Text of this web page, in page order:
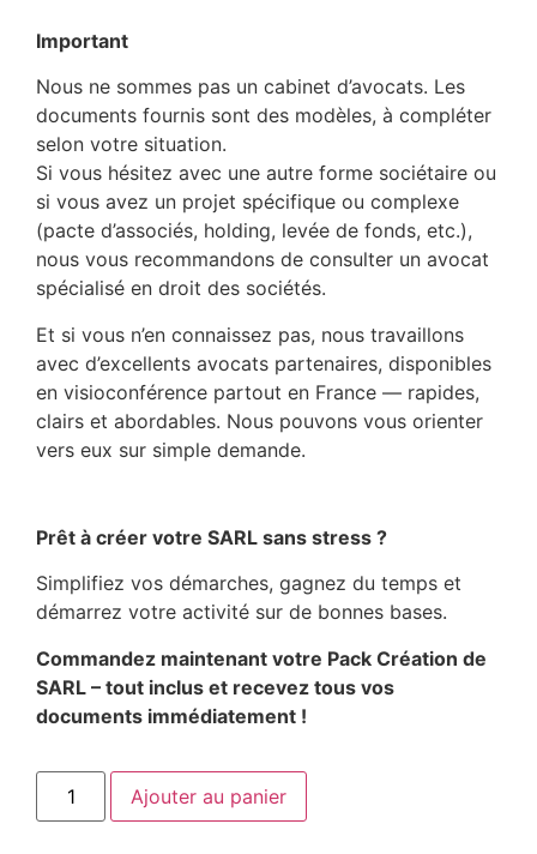
Important
Nous ne sommes pas un cabinet d’avocats. Les
documents fournis sont des modèles, à compléter
selon votre situation.
Si vous hésitez avec une autre forme sociétaire ou
si vous avez un projet spécifique ou complexe
(pacte d’associés, holding, levée de fonds, etc.),
nous vous recommandons de consulter un avocat
spécialisé en droit des sociétés.
Et si vous n’en connaissez pas, nous travaillons
avec d’excellents avocats partenaires, disponibles
en visioconférence partout en France — rapides,
clairs et abordables. Nous pouvons vous orienter
vers eux sur simple demande.
Prêt à créer votre SARL sans stress ?
Simplifiez vos démarches, gagnez du temps et
démarrez votre activité sur de bonnes bases.
Commandez maintenant votre Pack Création de
SARL – tout inclus et recevez tous vos
documents immédiatement !
Ajouter au panier